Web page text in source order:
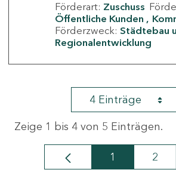
Förderart: Zuschuss
Öffentliche Kunden
Förderzweck: Städtebau
Regionalentwicklung
4 Einträge
Zeige 1 bis 4 von 5 Einträgen.
Seite
1 Seite
2